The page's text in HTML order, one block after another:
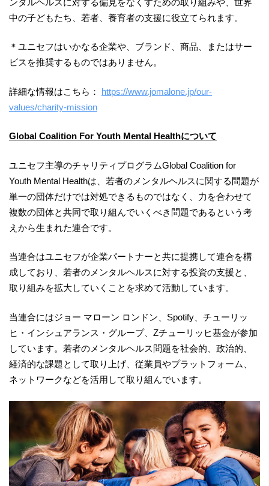
中の子どもたち、若者、養育者の支援に役立てられます。
＊ユニセフはいかなる企業や、ブランド、商品、またはサー
ビスを推奨するものではありません。
詳細な情報はこちら： https://www.jomalone.jp/our-
values/charity-mission
Global Coalition For Youth Mental Healthについて
ユニセフ主導のチャリティプログラムGlobal Coalition for
Youth Mental Healthは、若者のメンタルヘルスに関する問題が
単一の団体だけでは対処できるものではなく、力を合わせて
複数の団体と共同で取り組んでいくべき問題であるという考
えから生まれた連合です。
当連合はユニセフが企業パートナーと共に提携して連合を構
成しており、若者のメンタルヘルスに対する投資の支援と、
取り組みを拡大していくことを求めて活動しています。
当連合にはジョー マローン ロンドン、Spotify、チューリッ
ヒ・インシュアランス・グループ、Zチューリッヒ基金が参加
しています。若者のメンタルヘルス問題を社会的、政治的、
経済的な課題として取り上げ、従業員やプラットフォーム、
ネットワークなどを活用して取り組んでいます。